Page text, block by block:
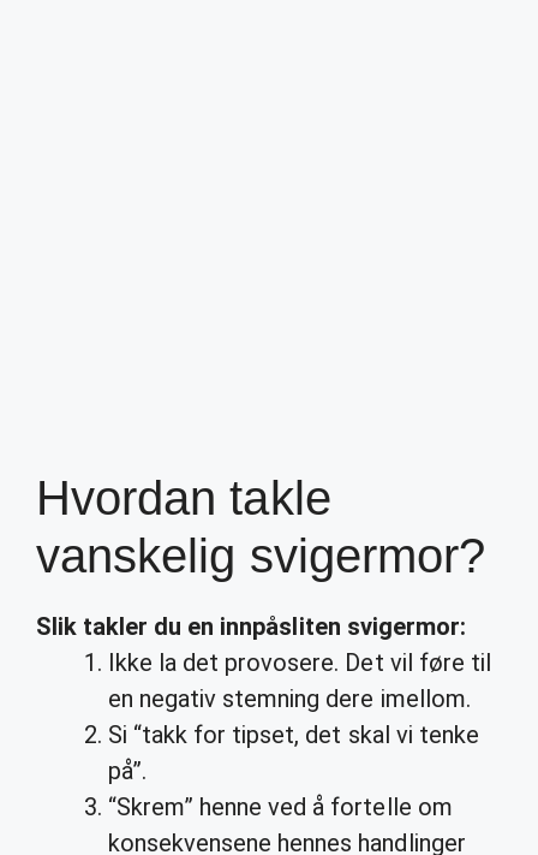
Hvordan takle
vanskelig svigermor?
Slik takler du en innpåsliten svigermor:
Ikke la det provosere. Det vil føre til
en negativ stemning dere imellom.
Si “takk for tipset, det skal vi tenke
på”.
“Skrem” henne ved å fortelle om
konsekvensene hennes handlinger